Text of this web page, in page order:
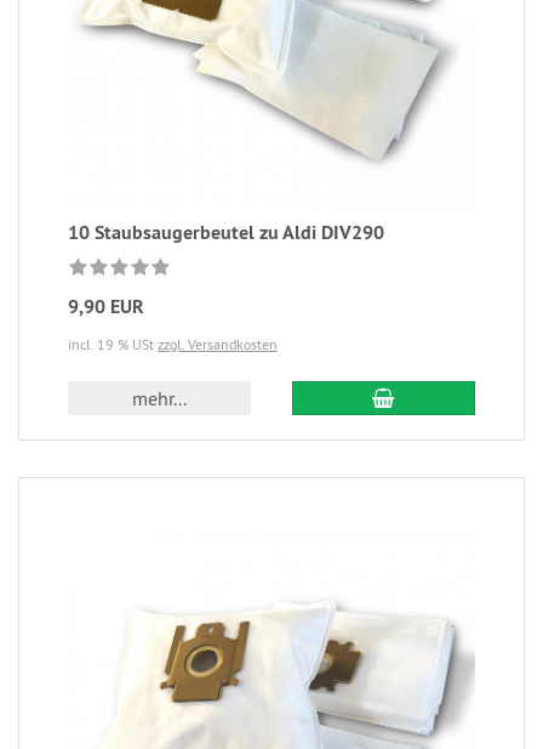
10 Staubsaugerbeutel zu Aldi DIV290
9,90 EUR
incl. 19 % USt zzgl. Versandkosten
mehr...